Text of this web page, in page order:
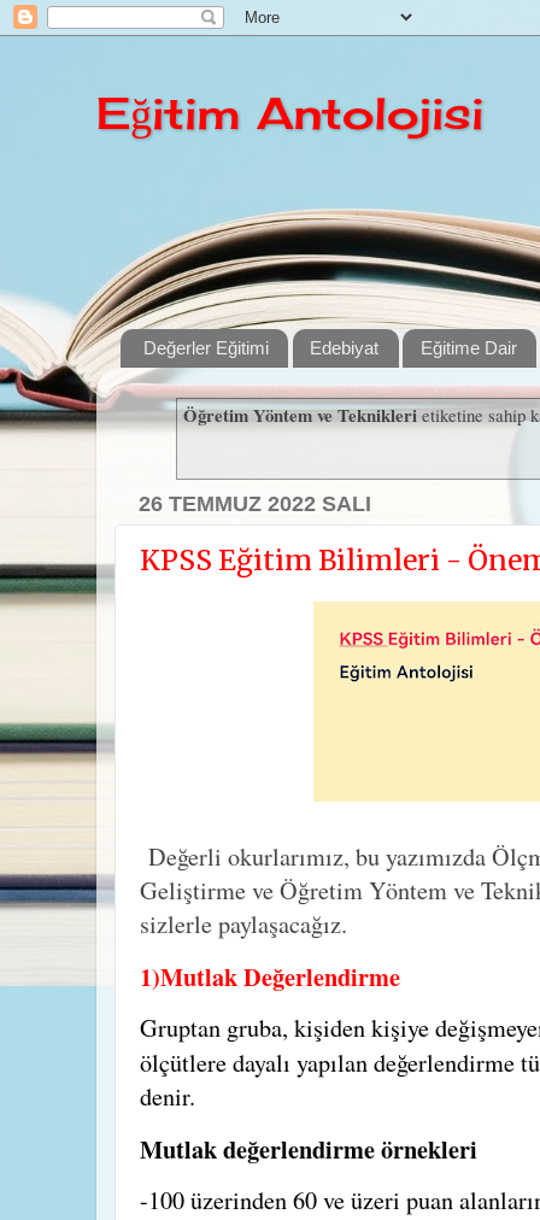
Eğitim Antolojisi
Değerler Eğitimi Edebiyat Eğitime Dair
Öğretim Yöntem ve Teknikleri etiketine sahip
26 TEMMUZ 2022 SALI
KPSS Eğitim Bilimleri -
Değerli okurlarımız, bu yazımızda
Geliştirme ve Öğretim Yöntem ve
sizlerle paylaşacağız.
1)Mutlak Değerlendirme
Gruptan gruba, kişiden kişiye
ölçütlere dayalı yapılan değerlendirme
denir.
Mutlak değerlendirme örnekleri
-100 üzerinden 60 ve üzeri puan